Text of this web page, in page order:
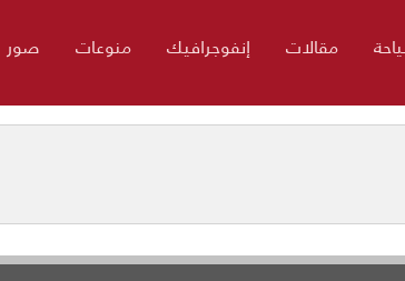
مقالات إنفوجرافيك منوعات صور